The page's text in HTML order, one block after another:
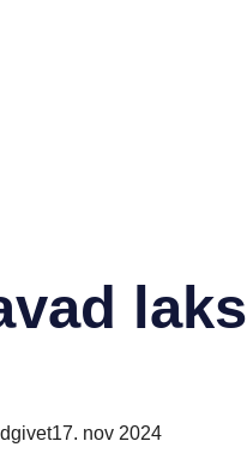
laks
17. nov 2024